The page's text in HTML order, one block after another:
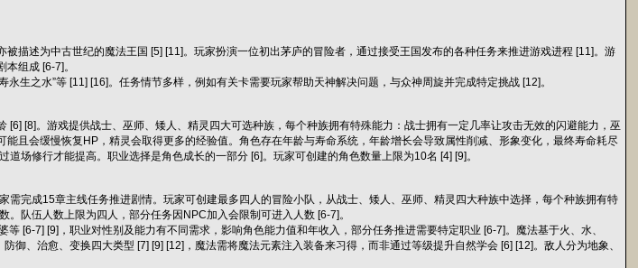
被描述为中古世纪的魔法王国 [5] [11]。玩家扮演一位初出茅庐的冒险者，通过接受王国发布的各种任务来推进游戏进程 [11]。游
组成 [6-7]。
永生之水”等 [11] [16]。任务情节多样，例如有关卡需要玩家帮助天神解决问题，与众神周旋并完成特定挑战 [12]。
[6] [8]。游戏提供战士、巫师、矮人、精灵四大可选种族，每个种族拥有特殊能力：战士拥有一定几率让攻击无效的闪避能力，巫
且会缓慢恢复HP，精灵会取得更多的经验值。角色存在年龄与寿命系统，年龄增长会导致属性削减、形象变化，最终寿命耗尽
场修行才能提高。职业选择是角色成长的一部分 [6]。玩家可创建的角色数量上限为10名 [4] [9]。
需完成15章主线任务推进剧情。玩家可创建最多四人的冒险小队，从战士、矮人、巫师、精灵四大种族中选择，每个种族拥有特
队伍人数上限为四人，部分任务因NPC加入会限制可进入人数 [6-7]。
[6-7] [9]，职业对性别及能力有不同需求，影响角色能力值和年收入，部分任务推进需要特定职业 [6-7]。魔法基于火、水、
御、治愈、变换四大类型 [7] [9] [12]，魔法需将魔法元素注入装备来习得，而非通过等级提升自然学会 [6] [12]。敌人分为地象、